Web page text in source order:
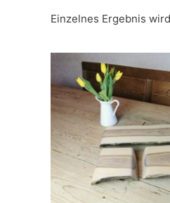
Einzelnes Ergebnis